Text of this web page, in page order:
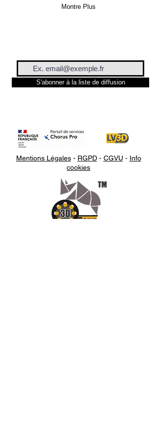
Montre Plus
S'abonner à la liste de diffusion
Mentions Légales- RGPD- CGVU - Info
cookies